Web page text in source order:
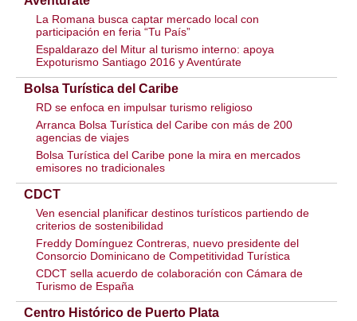
La Romana busca captar mercado local con
participación en feria “Tu País”
Espaldarazo del Mitur al turismo interno: apoya
Expoturismo Santiago 2016 y Aventúrate
Bolsa Turística del Caribe
RD se enfoca en impulsar turismo religioso
Arranca Bolsa Turística del Caribe con más de 200
agencias de viajes
Bolsa Turística del Caribe pone la mira en mercados
emisores no tradicionales
CDCT
Ven esencial planificar destinos turísticos partiendo de
criterios de sostenibilidad
Freddy Domínguez Contreras, nuevo presidente del
Consorcio Dominicano de Competitividad Turística
CDCT sella acuerdo de colaboración con Cámara de
Turismo de España
Centro Histórico de Puerto Plata